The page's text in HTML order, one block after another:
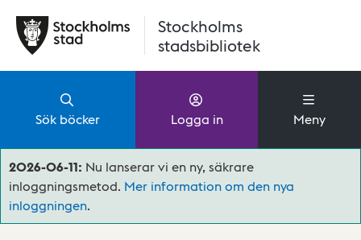
Stockholms
stadsbibliotek
Sök böcker Logga in Meny
2026-06-11: Nu lanserar vi en ny, säkrare
inloggningsmetod. Mer information om den nya
inloggningen.